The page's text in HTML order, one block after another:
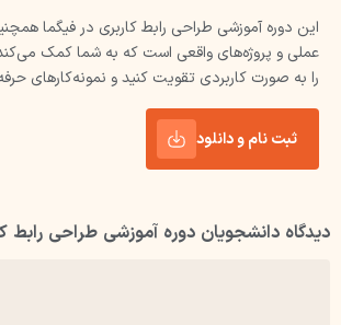
این دوره آموزشی طراحی رابط کاربری در فیگما
عملی و پروژه‌های واقعی است که به شما کمک
را به صورت کاربردی تقویت کنید و نمونه‌کارهای
ثبت نام و دانلود
دیدگاه دانشجویان دوره آموزشی طراحی رابط